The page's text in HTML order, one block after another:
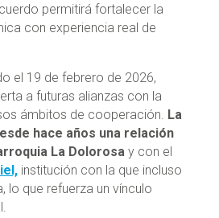
permitirá fortalecer la
con experiencia real de
el 19 de febrero de 2026,
a futuras alianzas con la
ámbitos de cooperación. La
hace años una relación
La Dolorosa y con el
institución con la que incluso
lo que refuerza un vínculo